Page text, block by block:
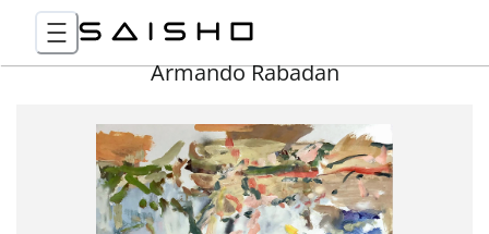
Armando Rabadan